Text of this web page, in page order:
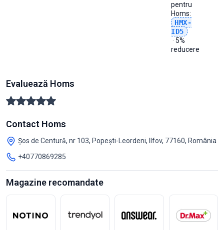
pentru
Homs:
HMX-
ID5
· 5%
reducere
Evaluează Homs
Contact Homs
Șos de Centură, nr 103, Popești-Leordeni, Ilfov, 77160, România
+40770869285
Magazine recomandate